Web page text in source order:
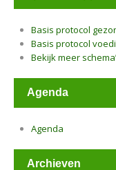
Basis protocol
Basis protocol
Bekijk meer
Agenda
Agenda
Archieven